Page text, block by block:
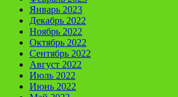
Январь 2023
Декабрь 2022
Ноябрь 2022
Октябрь 2022
Сентябрь 2022
Август 2022
Июль 2022
Июнь 2022